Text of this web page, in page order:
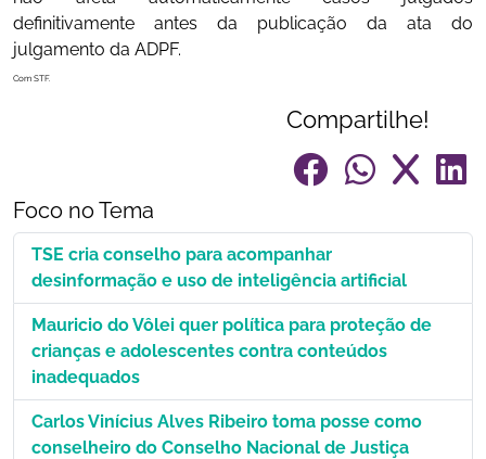
definitivamente antes da publicação da ata do
julgamento da ADPF.
Com STF.
Compartilhe!
Foco no Tema
TSE cria conselho para acompanhar
desinformação e uso de inteligência artificial
Mauricio do Vôlei quer política para proteção de
crianças e adolescentes contra conteúdos
inadequados
Carlos Vinícius Alves Ribeiro toma posse como
conselheiro do Conselho Nacional de Justiça